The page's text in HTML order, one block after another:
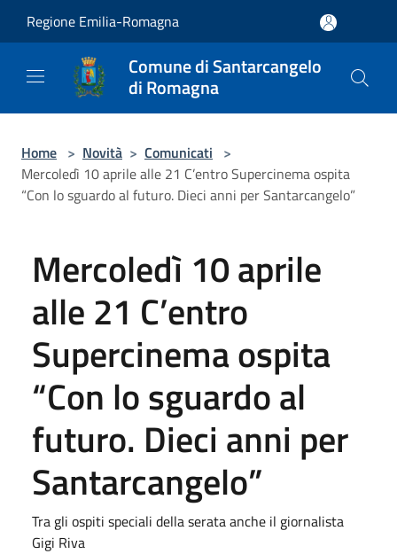
Regione Emilia-Romagna
Comune di Santarcangelo
di Romagna
Home > Novità > Comunicati >
Mercoledì 10 aprile alle 21 C’entro Supercinema ospita
“Con lo sguardo al futuro. Dieci anni per Santarcangelo”
Mercoledì 10 aprile
alle 21 C’entro
Supercinema ospita
“Con lo sguardo al
futuro. Dieci anni per
Santarcangelo”
Tra gli ospiti speciali della serata anche il giornalista
Gigi Riva